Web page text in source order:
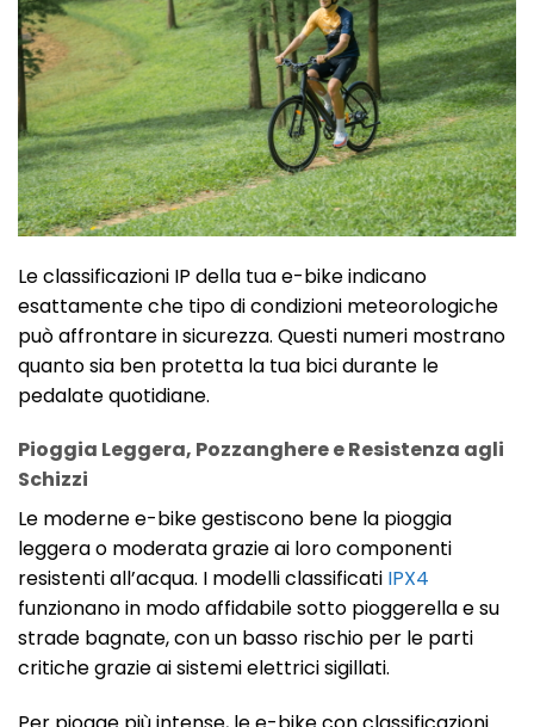
Le classificazioni IP della tua e-bike indicano
esattamente che tipo di condizioni meteorologiche
può affrontare in sicurezza. Questi numeri mostrano
quanto sia ben protetta la tua bici durante le
pedalate quotidiane.
Pioggia Leggera, Pozzanghere e Resistenza agli
Schizzi
Le moderne e-bike gestiscono bene la pioggia
leggera o moderata grazie ai loro componenti
resistenti all’acqua. I modelli classificati IPX4
funzionano in modo affidabile sotto pioggerella e su
strade bagnate, con un basso rischio per le parti
critiche grazie ai sistemi elettrici sigillati.